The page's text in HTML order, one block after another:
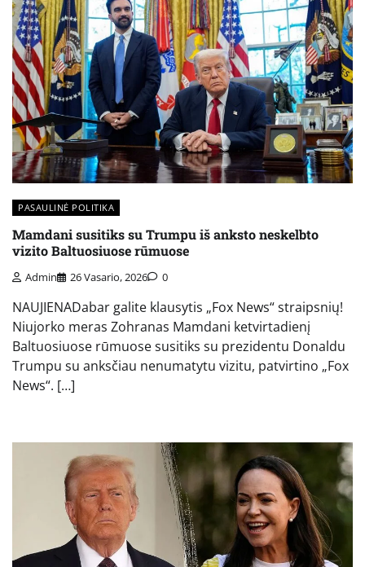
PASAULINĖ POLITIKA
Mamdani susitiks su Trumpu iš anksto neskelbto
vizito Baltuosiuose rūmuose
Admin 26 Vasario, 2026 0
NAUJIENADabar galite klausytis „Fox News“ straipsnių!
Niujorko meras Zohranas Mamdani ketvirtadienį
Baltuosiuose rūmuose susitiks su prezidentu Donaldu
Trumpu su anksčiau nenumatytu vizitu, patvirtino „Fox
News“. […]